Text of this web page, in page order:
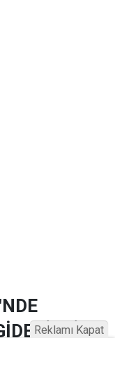
Reklamı Kapat